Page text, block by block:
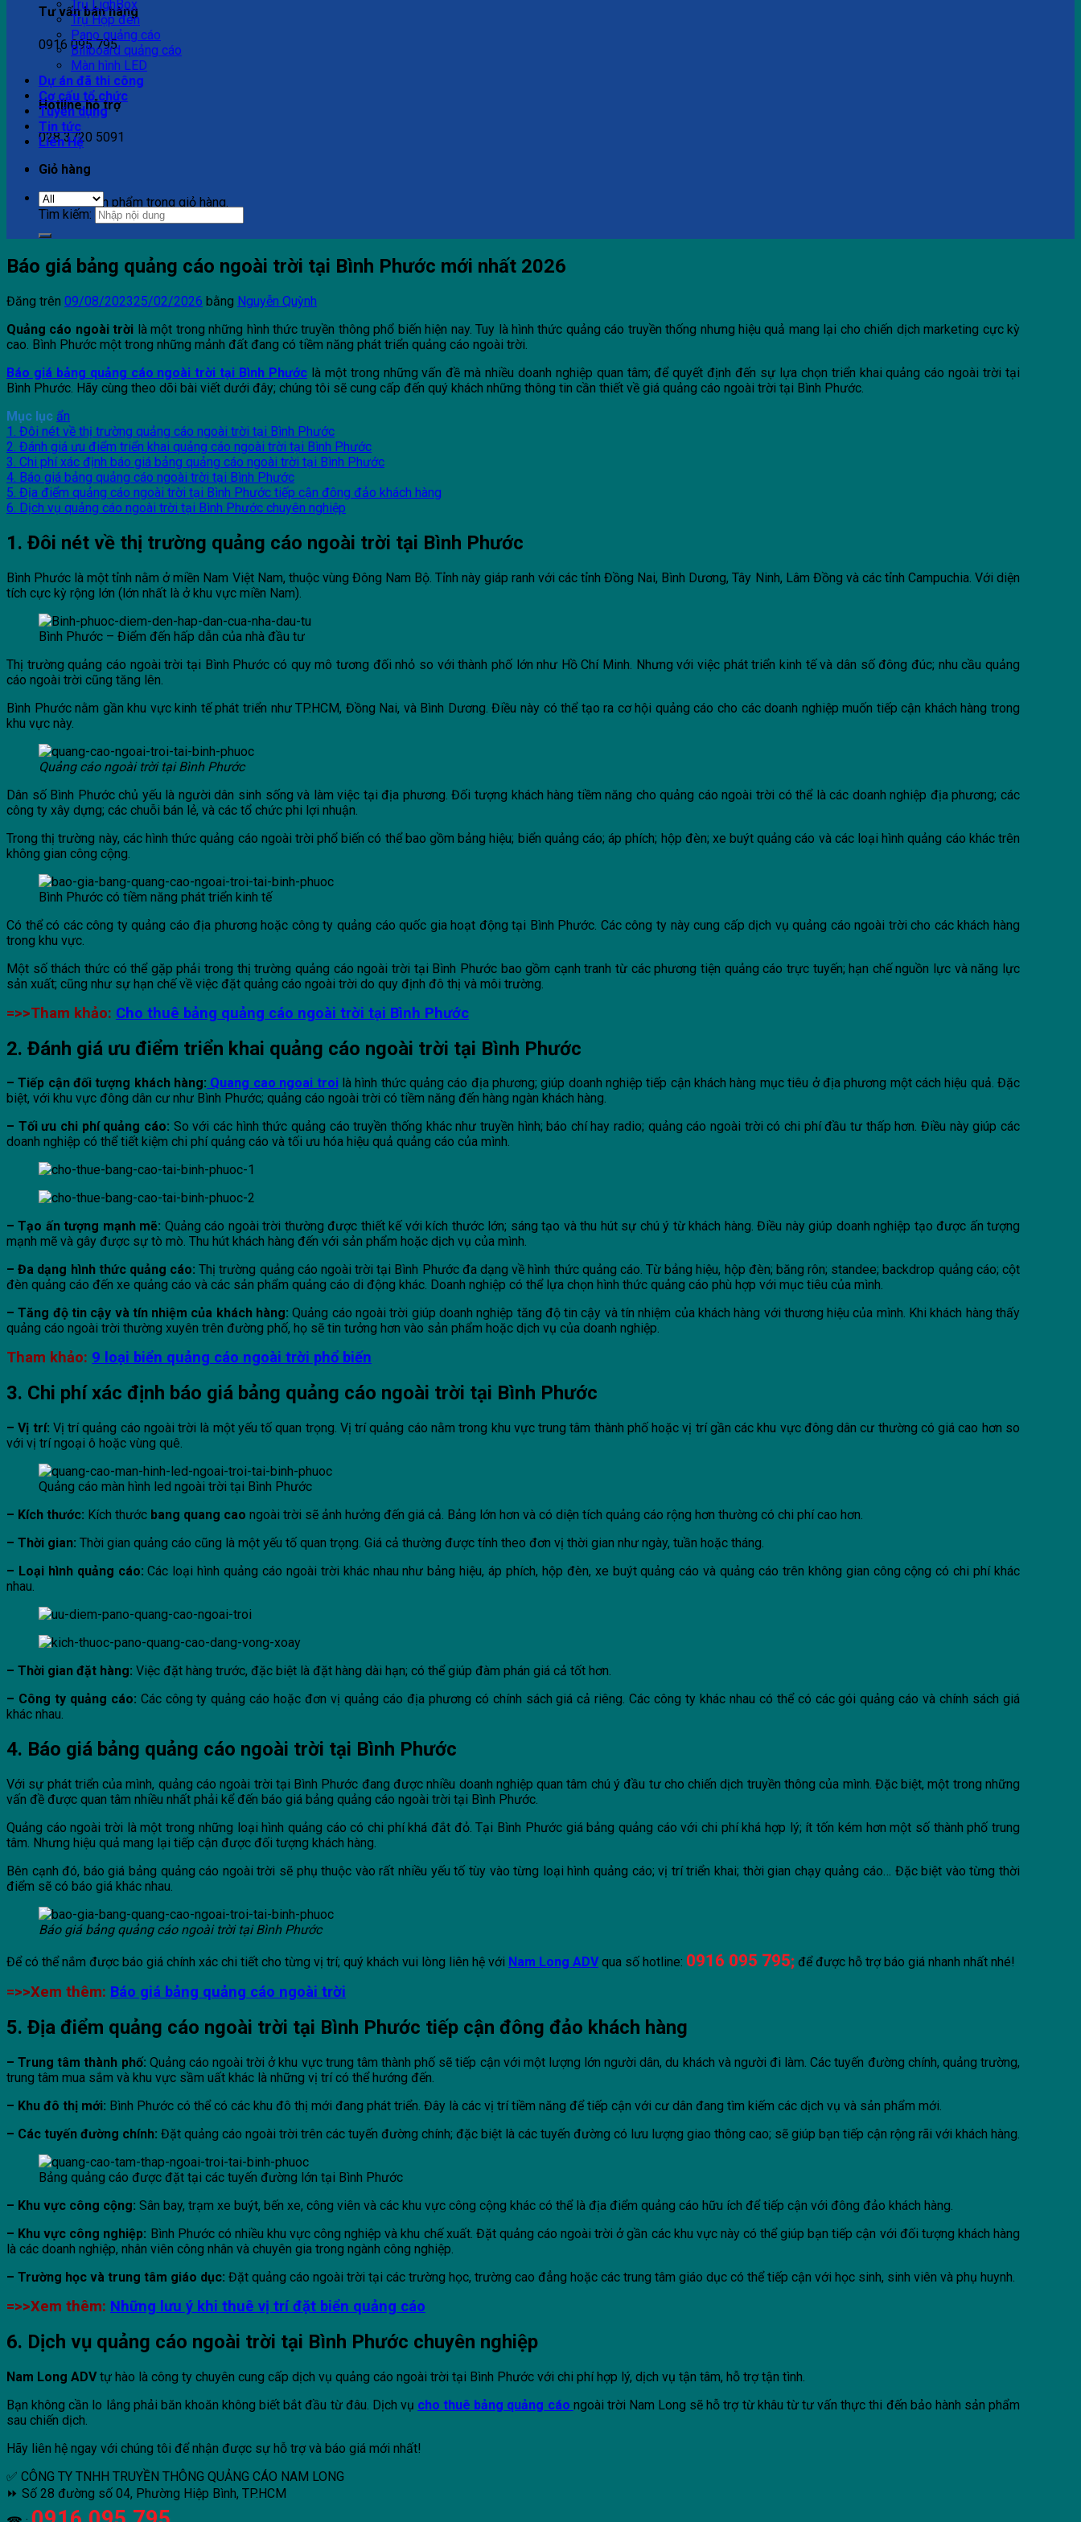
Tư vấn bán hàng
0916 095 795
Hotline hỗ trợ
028 3720 5091
Giỏ hàng
Chưa có sản phẩm trong giỏ hàng.
Trụ LighBox
Trụ Hộp đèn
Pano quảng cáo
Billboard quảng cáo
Màn hình LED
Dự án đã thi công
Cơ cấu tổ chức
Tuyển dụng
Tin tức
Liên Hệ
Tìm kiếm:
Báo giá bảng quảng cáo ngoài trời tại Bình Phước mới nhất 2026
Đăng trên 09/08/202325/02/2026 bằng Nguyễn Quỳnh
Quảng cáo ngoài trời là một trong những hình thức truyền thông phổ biến hiện nay. Tuy là hình thức quảng cáo truyền thống nhưng hiệu quả mang lại cho chiến dịch marketing cực kỳ
cao. Bình Phước một trong những mảnh đất đang có tiềm năng phát triển quảng cáo ngoài trời.
Báo giá bảng quảng cáo ngoài trời tại Bình Phướclà một trong những vấn đề mà nhiều doanh nghiệp quan tâm; để quyết định đến sự lựa chọn triển khai quảng cáo ngoài trời tại
Bình Phước. Hãy cùng theo dõi bài viết dưới đây; chúng tôi sẽ cung cấp đến quý khách những thông tin cần thiết về giá quảng cáo ngoài trời tại Bình Phước.
Mục lục ẩn
1. Đôi nét về thị trường quảng cáo ngoài trời tại Bình Phước
2. Đánh giá ưu điểm triển khai quảng cáo ngoài trời tại Bình Phước
3. Chi phí xác định báo giá bảng quảng cáo ngoài trời tại Bình Phước
4. Báo giá bảng quảng cáo ngoài trời tại Bình Phước
5. Địa điểm quảng cáo ngoài trời tại Bình Phước tiếp cận đông đảo khách hàng
6. Dịch vụ quảng cáo ngoài trời tại Bình Phước chuyên nghiệp
1. Đôi nét về thị trường quảng cáo ngoài trời tại Bình Phước
Bình Phước là một tỉnh nằm ở miền Nam Việt Nam, thuộc vùng Đông Nam Bộ. Tỉnh này giáp ranh với các tỉnh Đồng Nai, Bình Dương, Tây Ninh, Lâm Đồng và các tỉnh Campuchia. Với diện
tích cực kỳ rộng lớn (lớn nhất là ở khu vực miền Nam).
Bình Phước – Điểm đến hấp dẫn của nhà đầu tư
Thị trường quảng cáo ngoài trời tại Bình Phước có quy mô tương đối nhỏ so với thành phố lớn như Hồ Chí Minh. Nhưng với việc phát triển kinh tế và dân số đông đúc; nhu cầu quảng
cáo ngoài trời cũng tăng lên.
Bình Phước nằm gần khu vực kinh tế phát triển như TP.HCM, Đồng Nai, và Bình Dương. Điều này có thể tạo ra cơ hội quảng cáo cho các doanh nghiệp muốn tiếp cận khách hàng trong
khu vực này.
Quảng cáo ngoài trời tại Bình Phước
Dân số Bình Phước chủ yếu là người dân sinh sống và làm việc tại địa phương. Đối tượng khách hàng tiềm năng cho quảng cáo ngoài trời có thể là các doanh nghiệp địa phương; các
công ty xây dựng; các chuỗi bán lẻ, và các tổ chức phi lợi nhuận.
Trong thị trường này, các hình thức quảng cáo ngoài trời phổ biến có thể bao gồm bảng hiệu; biển quảng cáo; áp phích; hộp đèn; xe buýt quảng cáo và các loại hình quảng cáo khác trên
không gian công cộng.
Bình Phước có tiềm năng phát triển kinh tế
Có thể có các công ty quảng cáo địa phương hoặc công ty quảng cáo quốc gia hoạt động tại Bình Phước. Các công ty này cung cấp dịch vụ quảng cáo ngoài trời cho các khách hàng
trong khu vực.
Một số thách thức có thể gặp phải trong thị trường quảng cáo ngoài trời tại Bình Phước bao gồm cạnh tranh từ các phương tiện quảng cáo trực tuyến; hạn chế nguồn lực và năng lực
sản xuất; cũng như sự hạn chế về việc đặt quảng cáo ngoài trời do quy định đô thị và môi trường.
=>>Tham khảo: Cho thuê bảng quảng cáo ngoài trời tại Bình Phước
2. Đánh giá ưu điểm triển khai quảng cáo ngoài trời tại Bình Phước
– Tiếp cận đối tượng khách hàng: Quang cao ngoai troilà hình thức quảng cáo địa phương; giúp doanh nghiệp tiếp cận khách hàng mục tiêu ở địa phương một cách hiệu quả. Đặc
biệt, với khu vực đông dân cư như Bình Phước; quảng cáo ngoài trời có tiềm năng đến hàng ngàn khách hàng.
– Tối ưu chi phí quảng cáo: So với các hình thức quảng cáo truyền thống khác như truyền hình; báo chí hay radio; quảng cáo ngoài trời có chi phí đầu tư thấp hơn. Điều này giúp các
doanh nghiệp có thể tiết kiệm chi phí quảng cáo và tối ưu hóa hiệu quả quảng cáo của mình.
– Tạo ấn tượng mạnh mẽ: Quảng cáo ngoài trời thường được thiết kế với kích thước lớn; sáng tạo và thu hút sự chú ý từ khách hàng. Điều này giúp doanh nghiệp tạo được ấn tượng
mạnh mẽ và gây được sự tò mò. Thu hút khách hàng đến với sản phẩm hoặc dịch vụ của mình.
– Đa dạng hình thức quảng cáo: Thị trường quảng cáo ngoài trời tại Bình Phước đa dạng về hình thức quảng cáo. Từ bảng hiệu, hộp đèn; băng rôn; standee; backdrop quảng cáo; cột
đèn quảng cáo đến xe quảng cáo và các sản phẩm quảng cáo di động khác. Doanh nghiệp có thể lựa chọn hình thức quảng cáo phù hợp với mục tiêu của mình.
– Tăng độ tin cậy và tín nhiệm của khách hàng:Quảng cáo ngoài trời giúp doanh nghiệp tăng độ tin cậy và tín nhiệm của khách hàng với thương hiệu của mình. Khi khách hàng thấy
quảng cáo ngoài trời thường xuyên trên đường phố, họ sẽ tin tưởng hơn vào sản phẩm hoặc dịch vụ của doanh nghiệp.
Tham khảo: 9 loại biển quảng cáo ngoài trời phổ biến
3. Chi phí xác định báo giá bảng quảng cáo ngoài trời tại Bình Phước
– Vị trí: Vị trí quảng cáo ngoài trời là một yếu tố quan trọng. Vị trí quảng cáo nằm trong khu vực trung tâm thành phố hoặc vị trí gần các khu vực đông dân cư thường có giá cao hơn so
với vị trí ngoại ô hoặc vùng quê.
Quảng cáo màn hình led ngoài trời tại Bình Phước
– Kích thước: Kích thước bang quang cao ngoài trời sẽ ảnh hưởng đến giá cả. Bảng lớn hơn và có diện tích quảng cáo rộng hơn thường có chi phí cao hơn.
– Thời gian: Thời gian quảng cáo cũng là một yếu tố quan trọng. Giá cả thường được tính theo đơn vị thời gian như ngày, tuần hoặc tháng.
– Loại hình quảng cáo: Các loại hình quảng cáo ngoài trời khác nhau như bảng hiệu, áp phích, hộp đèn, xe buýt quảng cáo và quảng cáo trên không gian công cộng có chi phí khác
nhau.
– Thời gian đặt hàng: Việc đặt hàng trước, đặc biệt là đặt hàng dài hạn; có thể giúp đàm phán giá cả tốt hơn.
– Công ty quảng cáo: Các công ty quảng cáo hoặc đơn vị quảng cáo địa phương có chính sách giá cả riêng. Các công ty khác nhau có thể có các gói quảng cáo và chính sách giá
khác nhau.
4. Báo giá bảng quảng cáo ngoài trời tại Bình Phước
Với sự phát triển của mình, quảng cáo ngoài trời tại Bình Phước đang được nhiều doanh nghiệp quan tâm chú ý đầu tư cho chiến dịch truyền thông của mình. Đặc biệt, một trong những
vấn đề được quan tâm nhiều nhất phải kể đến báo giá bảng quảng cáo ngoài trời tại Bình Phước.
Quảng cáo ngoài trời là một trong những loại hình quảng cáo có chi phí khá đắt đỏ. Tại Bình Phước giá bảng quảng cáo với chi phí khá hợp lý; ít tốn kém hơn một số thành phố trung
tâm. Nhưng hiệu quả mang lại tiếp cận được đối tượng khách hàng.
Bên cạnh đó, báo giá bảng quảng cáo ngoài trời sẽ phụ thuộc vào rất nhiều yếu tố tùy vào từng loại hình quảng cáo; vị trí triển khai; thời gian chạy quảng cáo… Đặc biệt vào từng thời
điểm sẽ có báo giá khác nhau.
Báo giá bảng quảng cáo ngoài trời tại Bình Phước
Để có thể nắm được báo giá chính xác chi tiết cho từng vị trí; quý khách vui lòng liên hệ với Nam Long ADVqua số hotline: 0916 095 795; để được hỗ trợ báo giá nhanh nhất nhé!
=>>Xem thêm: Báo giá bảng quảng cáo ngoài trời
5. Địa điểm quảng cáo ngoài trời tại Bình Phước tiếp cận đông đảo khách hàng
– Trung tâm thành phố: Quảng cáo ngoài trời ở khu vực trung tâm thành phố sẽ tiếp cận với một lượng lớn người dân, du khách và người đi làm. Các tuyến đường chính, quảng trường,
trung tâm mua sắm và khu vực sầm uất khác là những vị trí có thể hướng đến.
– Khu đô thị mới: Bình Phước có thể có các khu đô thị mới đang phát triển. Đây là các vị trí tiềm năng để tiếp cận với cư dân đang tìm kiếm các dịch vụ và sản phẩm mới.
– Các tuyến đường chính: Đặt quảng cáo ngoài trời trên các tuyến đường chính; đặc biệt là các tuyến đường có lưu lượng giao thông cao; sẽ giúp bạn tiếp cận rộng rãi với khách hàng.
Bảng quảng cáo được đặt tại các tuyến đường lớn tại Bình Phước
– Khu vực công cộng: Sân bay, trạm xe buýt, bến xe, công viên và các khu vực công cộng khác có thể là địa điểm quảng cáo hữu ích để tiếp cận với đông đảo khách hàng.
– Khu vực công nghiệp: Bình Phước có nhiều khu vực công nghiệp và khu chế xuất. Đặt quảng cáo ngoài trời ở gần các khu vực này có thể giúp bạn tiếp cận với đối tượng khách hàng
là các doanh nghiệp, nhân viên công nhân và chuyên gia trong ngành công nghiệp.
– Trường học và trung tâm giáo dục: Đặt quảng cáo ngoài trời tại các trường học, trường cao đẳng hoặc các trung tâm giáo dục có thể tiếp cận với học sinh, sinh viên và phụ huynh.
=>>Xem thêm: Những lưu ý khi thuê vị trí đặt biển quảng cáo
6. Dịch vụ quảng cáo ngoài trời tại Bình Phước chuyên nghiệp
Nam Long ADVtự hào là công ty chuyên cung cấp dịch vụ quảng cáo ngoài trời tại Bình Phước với chi phí hợp lý, dịch vụ tận tâm, hỗ trợ tận tình.
Bạn không cần lo lắng phải băn khoăn không biết bắt đầu từ đâu. Dịch vụ cho thuê bảng quảng cáo ngoài trời Nam Long sẽ hỗ trợ từ khâu từ tư vấn thực thi đến bảo hành sản phẩm
sau chiến dịch.
Hãy liên hệ ngay với chúng tôi để nhận được sự hỗ trợ và báo giá mới nhất!
✅ CÔNG TY TNHH TRUYỀN THÔNG QUẢNG CÁO NAM LONG
⏩ Số 28 đường số 04, Phường Hiệp Bình, TP.HCM